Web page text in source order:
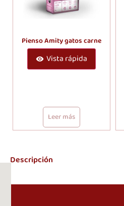
Pienso Amity gatos carne
Vista rápida
Leer más
Descripción